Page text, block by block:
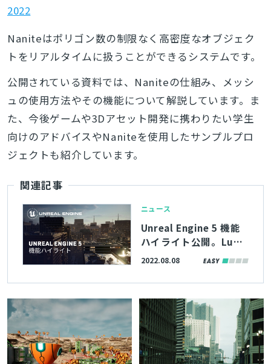
2022
Naniteはポリゴン数の制限なく高密度なオブジェク
トをリアルタイムに扱うことができるシステムです。
公開されている資料では、Naniteの仕組み、メッシ
ュの使用方法やその機能について解説しています。ま
た、今後ゲームや3Dアセット開発に携わりたい学生
向けのアドバイスやNaniteを使用したサンプルプロ
ジェクトも紹介しています。
関連記事
ニュース
Unreal Engine 5 機能
ハイライト公開。Lume
n、Nanite、内蔵のモ
要機能をCity Sample
を通して紹介！
2022.08.08